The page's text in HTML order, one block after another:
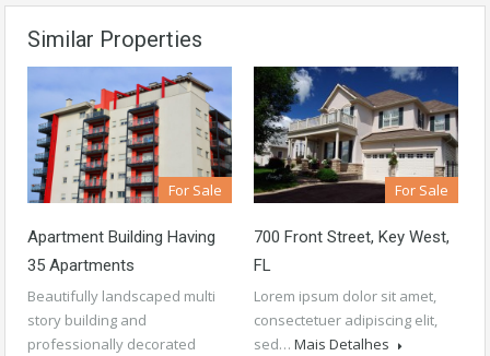
Similar Properties
For Sale
Apartment Building Having
35 Apartments
Beautifully landscaped multi
story building and
professionally decorated
For Sale
700 Front Street, Key West,
FL
Lorem ipsum dolor sit amet,
consectetuer adipiscing elit,
sed… Mais Detalhes